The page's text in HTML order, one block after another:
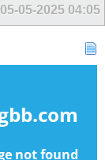
05-05-2025 04:05 AM